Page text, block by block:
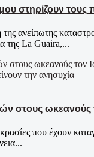
στηρίζουν τους
ανείπωτης
της La Guaira,...
στους ωκεανούς
που έχουν